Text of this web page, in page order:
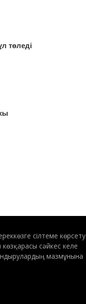
төледі
сілтеме көрсету
көзқарасы сәйкес келе
мазмұнына